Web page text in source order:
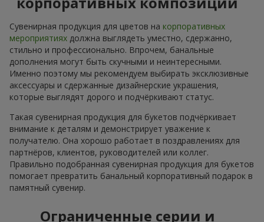
Сувенирная продукция для цветов на корпоративных
мероприятиях должна выглядеть уместно, сдержанно,
стильно и профессионально. Впрочем, банальные
дополнения могут быть скучными и неинтересными.
Именно поэтому мы рекомендуем выбирать эксклюзивные
аксессуары и сдержанные дизайнерские украшения,
которые выглядят дорого и подчёркивают статус.
Такая сувенирная продукция для букетов подчёркивает
внимание к деталям и демонстрирует уважение к
получателю. Она хорошо работает в поздравлениях для
партнёров, клиентов, руководителей или коллег.
Правильно подобранная сувенирная продукция для букетов
помогает превратить банальный корпоративный подарок в
памятный сувенир.
Ограниченные серии и